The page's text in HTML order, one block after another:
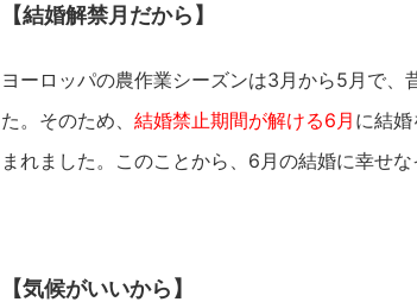
【結婚解禁月だから】
ヨーロッパの農作業シーズンは3月から5月で、
た。そのため、 結婚禁止期間が解ける6月 に結
まれました。このことから、6月の結婚に幸せ
【気候がいいから】